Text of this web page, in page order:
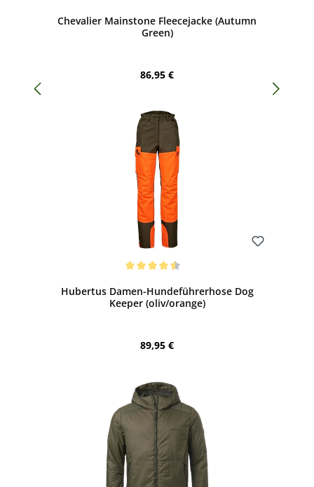
Chevalier Mainstone Fleecejacke (Autumn
Green)
Regulärer Preis:
86,95 €
Hubertus Damen-Hundeführerhose Dog
Keeper (oliv/orange)
Regulärer Preis:
89,95 €